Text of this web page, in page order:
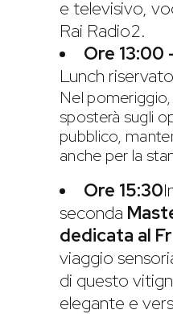
e televisivo,
Rai Radio2.
Ore 13:00
Lunch
Nel pomeriggio,
sposterà sugli
pubblico,
anche per la
Ore 15:30
seconda
dedicata al
viaggio
di questo
elegante e